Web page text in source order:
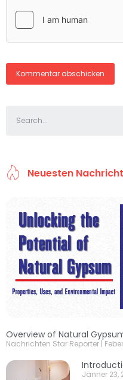
Neuesten
Overview of Natural
Nachrichten Star Reporter
Jänner 23,